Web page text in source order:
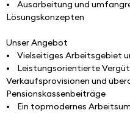
•    Ausarbeitung und
Lösungskonzepten
Unser Angebot
•    Vielseitiges Arbeitsgebiet
•    Leistungsorientierte
Verkaufsprovisionen und
Pensionskassenbeiträge
•    Ein topmodernes